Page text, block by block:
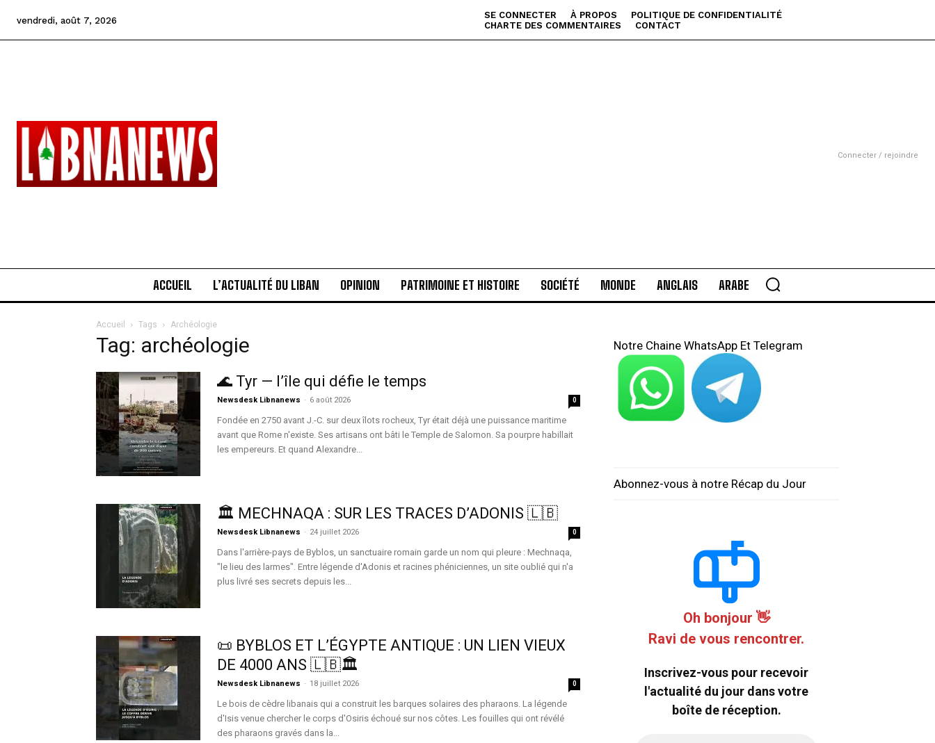
vendredi, août 7, 2026 SE CONNECTER À PROPOS
POLITIQUE DE CONFIDENTIALITÉ
CHARTE DES COMMENTAIRES
CONTACT
Connecter / rejoindre
ACCUEIL L’ACTUALITÉ DU LIBAN OPINION PATRIMOINE ET HISTOIRE SOCIÉTÉ MONDE ANGLAIS ARABE
Accueil Tags Archéologie
Tag: archéologie
🌊 Tyr — l’île qui défie le temps
Newsdesk Libnanews - 6 août 2026 0
Fondée en 2750 avant J.-C. sur deux îlots rocheux, Tyr était déjà une puissance maritime
avant que Rome n'existe. Ses artisans ont bâti le Temple de Salomon. Sa pourpre habillait
les empereurs. Et quand Alexandre...
🏛️ MECHNAQA : SUR LES TRACES D’ADONIS 🇱🇧
Newsdesk Libnanews - 24 juillet 2026 0
Dans l'arrière-pays de Byblos, un sanctuaire romain garde un nom qui pleure : Mechnaqa,
"le lieu des larmes". Entre légende d'Adonis et racines phéniciennes, un site oublié qui n'a
plus livré ses secrets depuis les...
📜 BYBLOS ET L’ÉGYPTE ANTIQUE : UN LIEN VIEUX
DE 4000 ANS 🇱🇧🏛️
Newsdesk Libnanews - 18 juillet 2026 0
Le bois de cèdre libanais qui a construit les barques solaires des pharaons. La légende
d'Isis venue chercher le corps d'Osiris échoué sur nos côtes. Les fouilles qui ont révélé
des pharaons gravés dans la...
Notre Chaine WhatsApp Et Telegram
Abonnez-vous à notre Récap du Jour
Oh bonjour 👋
Ravi de vous rencontrer.
Inscrivez-vous pour recevoir
l'actualité du jour dans votre
boîte de réception.